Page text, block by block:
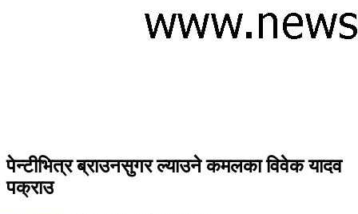
पेन्टीभित्र ब्राउनसुगर ल्याउने कमलका विवेक यादव
पक्राउ